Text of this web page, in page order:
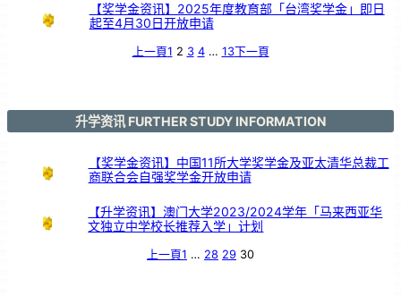
【奖学金资讯】2025年度教育部「台湾奖学金」即日
起至4月30日开放申请
上一頁1 2 3 4 … 13下一頁
升学资讯 FURTHER STUDY INFORMATION
【奖学金资讯】中国11所大学奖学金及亚太清华总裁工
商联合会自强奖学金开放申请
【升学资讯】澳门大学2023/2024学年「马来西亚华
文独立中学校长推荐入学」计划
上一頁1 … 28 29 30